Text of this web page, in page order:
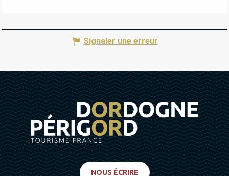
Signaler une erreur
NOUS ÉCRIRE